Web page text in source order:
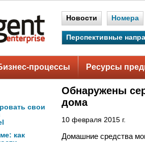
Новости Номера
Перспективные
процессы Ресурсы
свои
как
Обнаружены
дома
10 февраля 2015 г.
Домашние средства